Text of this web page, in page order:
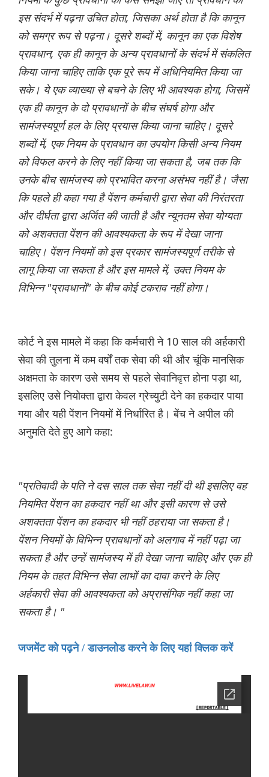
इस संदर्भ में पढ़ना उचित होता, जिसका अर्थ होता है कि कानून
को समग्र रूप से पढ़ना। दूसरे शब्दों में, कानून का एक विशेष
प्रावधान, एक ही कानून के अन्य प्रावधानों के संदर्भ में संकलित
किया जाना चाहिए ताकि एक पूरे रूप में अधिनियमित किया जा
सके। ये एक व्याख्या से बचने के लिए भी आवश्यक होगा, जिसमें
एक ही कानून के दो प्रावधानों के बीच संघर्ष होगा और
सामंजस्यपूर्ण हल के लिए प्रयास किया जाना चाहिए। दूसरे
शब्दों में, एक नियम के प्रावधान का उपयोग किसी अन्य नियम
को विफल करने के लिए नहीं किया जा सकता है, जब तक कि
उनके बीच सामंजस्य को प्रभावित करना असंभव नहीं है। जैसा
कि पहले ही कहा गया है पेंशन कर्मचारी द्वारा सेवा की निरंतरता
और दीर्घता द्वारा अर्जित की जाती है और न्यूनतम सेवा योग्यता
को अशक्तता पेंशन की आवश्यकता के रूप में देखा जाना
चाहिए। पेंशन नियमों को इस प्रकार सामंजस्यपूर्ण तरीके से
लागू किया जा सकता है और इस मामले में, उक्त नियम के
विभिन्न "प्रावधानों" के बीच कोई टकराव नहीं होगा।
कोर्ट ने इस मामले में कहा कि कर्मचारी ने 10 साल की अर्हकारी
सेवा की तुलना में कम वर्षों तक सेवा की थी और चूंकि मानसिक
अक्षमता के कारण उसे समय से पहले सेवानिवृत्त होना पड़ा था,
इसलिए उसे नियोक्ता द्वारा केवल ग्रेच्युटी देने का हकदार पाया
गया और यही पेंशन नियमों में निर्धारित है। बेंच ने अपील की
अनुमति देते हुए आगे कहा:
"प्रतिवादी के पति ने दस साल तक सेवा नहीं दी थी इसलिए वह
नियमित पेंशन का हकदार नहीं था और इसी कारण से उसे
अशक्तता पेंशन का हकदार भी नहीं ठहराया जा सकता है।
पेंशन नियमों के विभिन्न प्रावधानों को अलगाव में नहीं पढ़ा जा
सकता है और उन्हें सामंजस्य में ही देखा जाना चाहिए और एक ही
नियम के तहत विभिन्न सेवा लाभों का दावा करने के लिए
अर्हकारी सेवा की आवश्यकता को अप्रासंगिक नहीं कहा जा
सकता है। "
जजमेंट को पढ़ने / डाउनलोड करने के लिए यहां क्लिक करें